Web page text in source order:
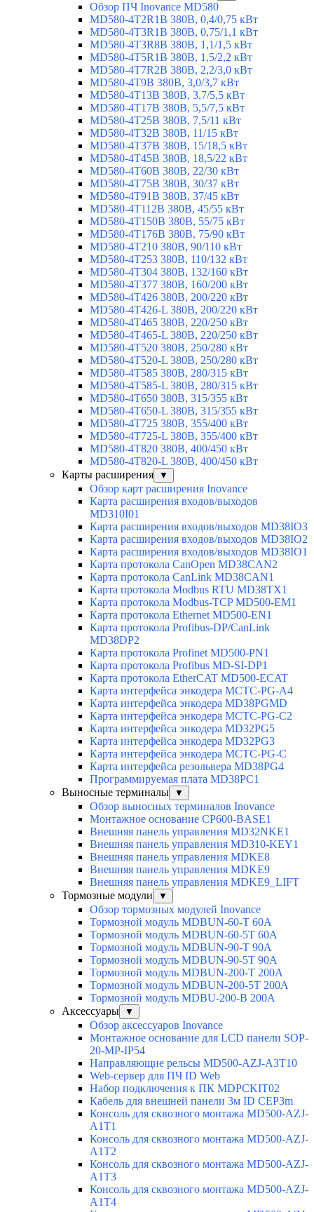
Обзор ПЧ Inovance MD580
MD580-4T2R1B 380В, 0,4/0,75 кВт
MD580-4T3R1B 380В, 0,75/1,1 кВт
MD580-4T3R8B 380В, 1,1/1,5 кВт
MD580-4T5R1B 380В, 1,5/2,2 кВт
MD580-4T7R2B 380В, 2,2/3,0 кВт
MD580-4T9B 380В, 3,0/3,7 кВт
MD580-4T13B 380В, 3,7/5,5 кВт
MD580-4T17B 380В, 5,5/7,5 кВт
MD580-4T25B 380В, 7,5/11 кВт
MD580-4T32B 380В, 11/15 кВт
MD580-4T37B 380В, 15/18,5 кВт
MD580-4T45B 380В, 18,5/22 кВт
MD580-4T60B 380В, 22/30 кВт
MD580-4T75B 380В, 30/37 кВт
MD580-4T91B 380В, 37/45 кВт
MD580-4T112B 380В, 45/55 кВт
MD580-4T150B 380В, 55/75 кВт
MD580-4T176B 380В, 75/90 кВт
MD580-4T210 380В, 90/110 кВт
MD580-4T253 380В, 110/132 кВт
MD580-4T304 380В, 132/160 кВт
MD580-4T377 380В, 160/200 кВт
MD580-4T426 380В, 200/220 кВт
MD580-4T426-L 380В, 200/220 кВт
MD580-4T465 380В, 220/250 кВт
MD580-4T465-L 380В, 220/250 кВт
MD580-4T520 380В, 250/280 кВт
MD580-4T520-L 380В, 250/280 кВт
MD580-4T585 380В, 280/315 кВт
MD580-4T585-L 380В, 280/315 кВт
MD580-4T650 380В, 315/355 кВт
MD580-4T650-L 380В, 315/355 кВт
MD580-4T725 380В, 355/400 кВт
MD580-4T725-L 380В, 355/400 кВт
MD580-4T820 380В, 400/450 кВт
MD580-4T820-L 380В, 400/450 кВт
Карты расширения
▼
Обзор карт расширения Inovance
Карта расширения входов/выходов
MD310I01
Карта расширения входов/выходов MD38IO3
Карта расширения входов/выходов MD38IO2
Карта расширения входов/выходов MD38IO1
Карта протокола CanOpen MD38CAN2
Карта протокола CanLink MD38CAN1
Карта протокола Modbus RTU MD38TX1
Карта протокола Modbus-TCP MD500-EM1
Карта протокола Ethernet MD500-EN1
Карта протокола Profibus-DP/CanLink
MD38DP2
Карта протокола Profinet MD500-PN1
Карта протокола Profibus MD-SI-DP1
Карта протокола EtherCAT MD500-ECAT
Карта интерфейса энкодера MCTC-PG-A4
Карта интерфейса энкодера MD38PGMD
Карта интерфейса энкодера MCTC-PG-C2
Карта интерфейса энкодера MD32PG5
Карта интерфейса энкодера MD32PG3
Карта интерфейса энкодера MCTC-PG-C
Карта интерфейса резольвера MD38PG4
Программируемая плата MD38PC1
Выносные терминалы
▼
Обзор выносных терминалов Inovance
Монтажное основание CP600-BASE1
Внешняя панель управления MD32NKE1
Внешняя панель управления MD310-KEY1
Внешняя панель управления MDKE8
Внешняя панель управления MDKE9
Внешняя панель управления MDKE9_LIFT
Тормозные модули
▼
Обзор тормозных модулей Inovance
Тормозной модуль MDBUN-60-T 60A
Тормозной модуль MDBUN-60-5T 60A
Тормозной модуль MDBUN-90-T 90A
Тормозной модуль MDBUN-90-5T 90A
Тормозной модуль MDBUN-200-T 200A
Тормозной модуль MDBUN-200-5T 200A
Тормозной модуль MDBU-200-B 200A
Аксессуары
▼
Обзор аксессуаров Inovance
Монтажное основание для LCD панели SOP-
20-MP-IP54
Направляющие рельсы MD500-AZJ-A3T10
Web-сервер для ПЧ ID Web
Набор подключения к ПК MDPCKIT02
Кабель для внешней панели 3м ID CEP3m
Консоль для сквозного монтажа MD500-AZJ-
A1T1
Консоль для сквозного монтажа MD500-AZJ-
A1T2
Консоль для сквозного монтажа MD500-AZJ-
A1T3
Консоль для сквозного монтажа MD500-AZJ-
A1T4